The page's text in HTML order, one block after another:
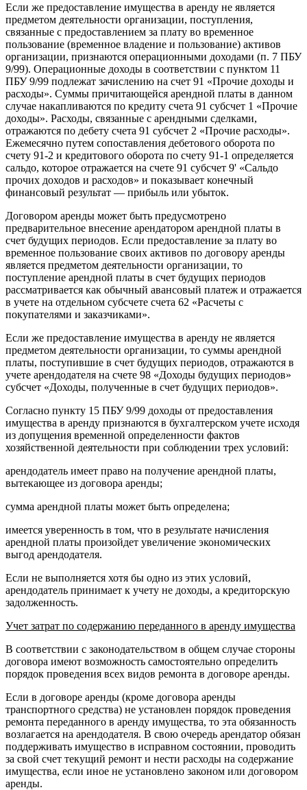
Если же предоставление имущества в аренду не является
предметом деятельности организации, поступления,
связанные с предоставлением за плату во временное
пользование (временное владение и пользование) активов
организации, признаются операционными доходами (п. 7 ПБУ
9/99). Операционные доходы в соответствии с пунктом 11
ПБУ 9/99 подлежат зачислению на счет 91 «Прочие доходы и
расходы». Суммы причитающейся арендной платы в данном
случае накапливаются по кредиту счета 91 субсчет 1 «Прочие
доходы». Расходы, связанные с арендными сделками,
отражаются по дебету счета 91 субсчет 2 «Прочие расходы».
Ежемесячно путем сопоставления дебетового оборота по
счету 91-2 и кредитового оборота по счету 91-1 определяется
сальдо, которое отражается на счете 91 субсчет 9' «Сальдо
прочих доходов и расходов» и показывает конечный
финансовый результат — прибыль или убыток.
Договором аренды может быть предусмотрено
предварительное внесение арендатором арендной платы в
счет будущих периодов. Если предоставление за плату во
временное пользование своих активов по договору аренды
является предметом деятельности организации, то
поступление арендной платы в счет будущих периодов
рассматривается как обычный авансовый платеж и отражается
в учете на отдельном субсчете счета 62 «Расчеты с
покупателями и заказчиками».
Если же предоставление имущества в аренду не является
предметом деятельности организации, то суммы арендной
платы, поступившие в счет будущих периодов, отражаются в
учете арендодателя на счете 98 «Доходы будущих периодов»
субсчет «Доходы, полученные в счет будущих периодов».
Согласно пункту 15 ПБУ 9/99 доходы от предоставления
имущества в аренду признаются в бухгалтерском учете исходя
из допущения временной определенности фактов
хозяйственной деятельности при соблюдении трех условий:
арендодатель имеет право на получение арендной платы,
вытекающее из договора аренды;
сумма арендной платы может быть определена;
имеется уверенность в том, что в результате начисления
арендной платы произойдет увеличение экономических
выгод арендодателя.
Если не выполняется хотя бы одно из этих условий,
арендодатель принимает к учету не доходы, а кредиторскую
задолженность.
Учет затрат по содержанию переданного в аренду имущества
В соответствии с законодательством в общем случае стороны
договора имеют возможность самостоятельно определить
порядок проведения всех видов ремонта в договоре аренды.
Если в договоре аренды (кроме договора аренды
транспортного средства) не установлен порядок проведения
ремонта переданного в аренду имущества, то эта обязанность
возлагается на арендодателя. В свою очередь арендатор обязан
поддерживать имущество в исправном состоянии, проводить
за свой счет текущий ремонт и нести расходы на содержание
имущества, если иное не установлено законом или договором
аренды.